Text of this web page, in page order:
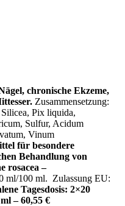
chronische Ekzeme,
Zusammensetzung:
Pix liquida,
Sulfur, Acidum
Vinum
für besondere
Behandlung von
rosacea –
ml/100 ml. Zulassung EU:
Tagesdosis: 2×20
– 60,55 €